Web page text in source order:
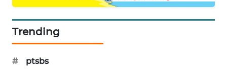
Trending
#
ptsbs
PORTAL
KONSUMEN
FORWAMKI